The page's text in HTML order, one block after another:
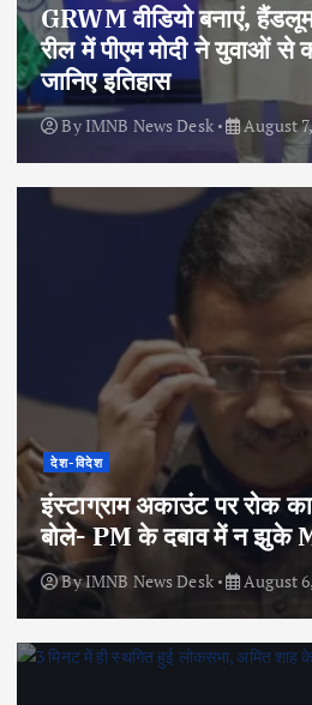
GRWM वीडियो बनाएं,
रील में पीएम मोदी ने युवाओं
जानिए इतिहास
By IMNB News Desk August
देश-विदेश
इंस्टाग्राम अकाउंट पर रोक
बोले- PM के दबाव में न झुके
ByIMNB News Desk August